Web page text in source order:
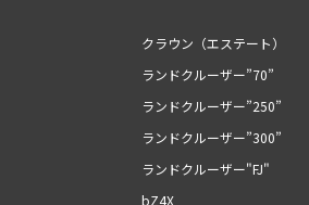
クラウン（エステート）
ランドクルーザー”70”
ランドクルーザー”250”
ランドクルーザー”300”
ランドクルーザー"FJ"
bZ4X